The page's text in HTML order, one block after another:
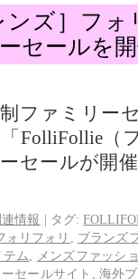
ンズ］フ
セールを
ファミリー
FolliFollie（
セールが開
情報 | タグ:
ォリフォリ
ブランズ
テム
メンズファッシ
セールサイト
海外